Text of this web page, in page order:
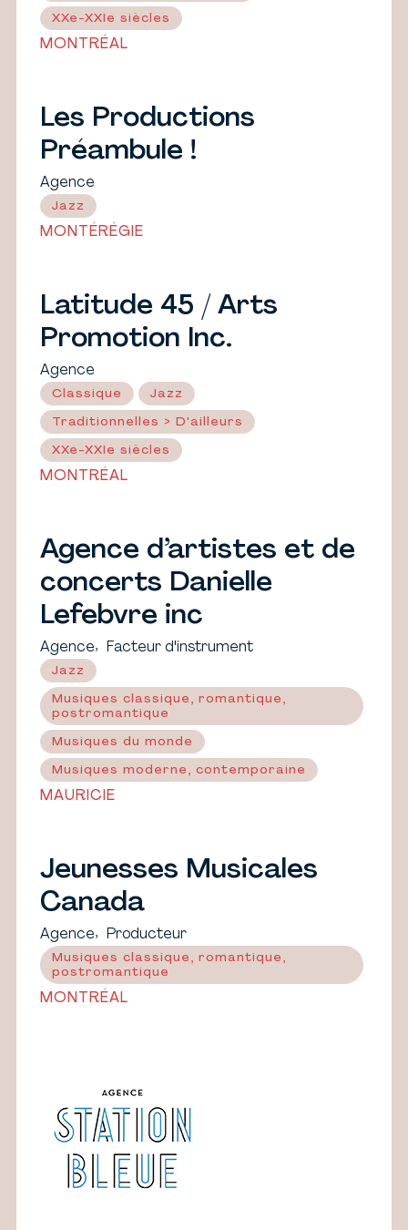
XXe-XXIe siècles
MONTRÉAL
Les Productions
Préambule !
Agence
Jazz
MONTÉRÉGIE
Latitude 45 / Arts
Promotion Inc.
Agence
Classique Jazz
Traditionnelles > D'ailleurs
XXe-XXIe siècles
MONTRÉAL
Agence d’artistes et de
concerts Danielle
Lefebvre inc
Agence, Facteur d'instrument
Jazz
Musiques classique, romantique,
postromantique
Musiques du monde
Musiques moderne, contemporaine
MAURICIE
Jeunesses Musicales
Canada
Agence, Producteur
Musiques classique, romantique,
postromantique
MONTRÉAL